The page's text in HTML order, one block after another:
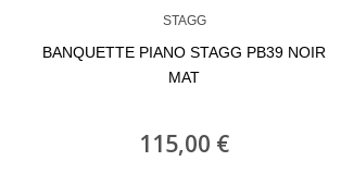
STAGG
BANQUETTE PIANO STAGG PB39 NOIR
MAT
115,00 €